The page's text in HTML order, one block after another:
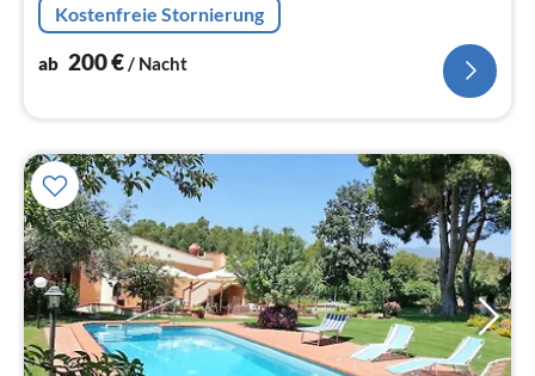
Kostenfreie Stornierung
ab 200€/ Nacht